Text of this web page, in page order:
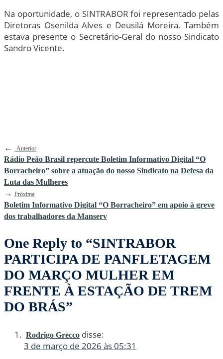
Na oportunidade, o SINTRABOR foi representado pelas
Diretoras Osenilda Alves e Deusilá Moreira. Também
estava presente o Secretário-Geral do nosso Sindicato
Sandro Vicente.
← Anterior
Rádio Peão Brasil repercute Boletim Informativo Digital “O
Borracheiro” sobre a atuação do nosso Sindicato na Defesa da
Luta das Mulheres
→ Próxima
Boletim Informativo Digital “O Borracheiro” em apoio à greve
dos trabalhadores da Manserv
One Reply to “SINTRABOR
PARTICIPA DE PANFLETAGEM
DO MARÇO MULHER EM
FRENTE À ESTAÇÃO DE TREM
DO BRÁS”
Rodrigo Grecco disse:
3 de março de 2026 às 05:31